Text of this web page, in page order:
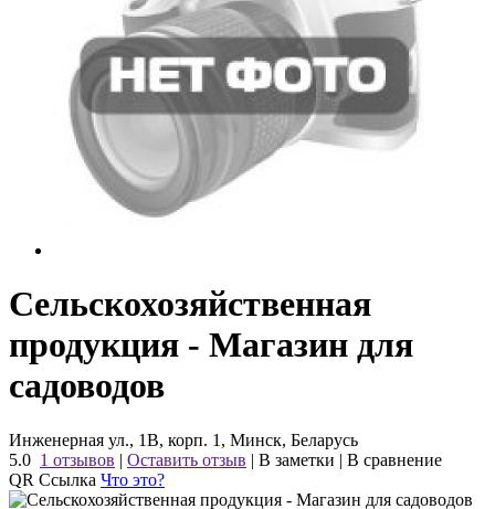
Сельскохозяйственная
продукция - Магазин для
садоводов
Инженерная ул., 1В, корп. 1, Минск, Беларусь
5.0 1 отзывов | Оставить отзыв | В заметки | В сравнение
QR Ссылка Что это?